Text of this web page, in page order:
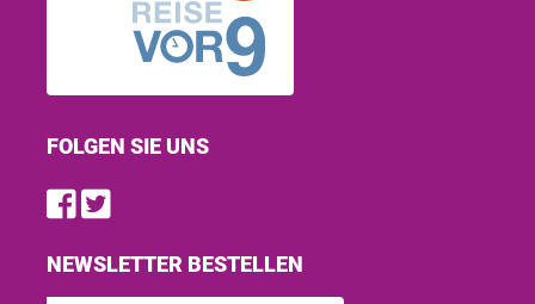
FOLGEN SIE UNS
Find us on Facebook
Follow us on Twitter
NEWSLETTER BESTELLEN